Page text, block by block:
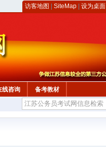
访客地图 SiteMap 设为桌面
线咨询
备考教材